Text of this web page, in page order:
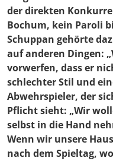
der direkten
Bochum, kein Paroli
Schuppan gehörte
auf anderen Dingen:
vorwerfen, dass er
schlechter Stil und
Abwehrspieler, der
Pflicht sieht: „Wir
selbst in die Hand
Wenn wir unsere
nach dem Spieltag,